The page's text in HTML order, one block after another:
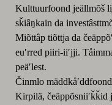
Kulttuurfoond jeällmõš
sǩiâŋkain da
Miõttâp tiõttja da
euʹrred piiri-iiʹjji.
peäʹlest.
Činmlo
Kirpilä, čeäppõsniiʹǩǩid